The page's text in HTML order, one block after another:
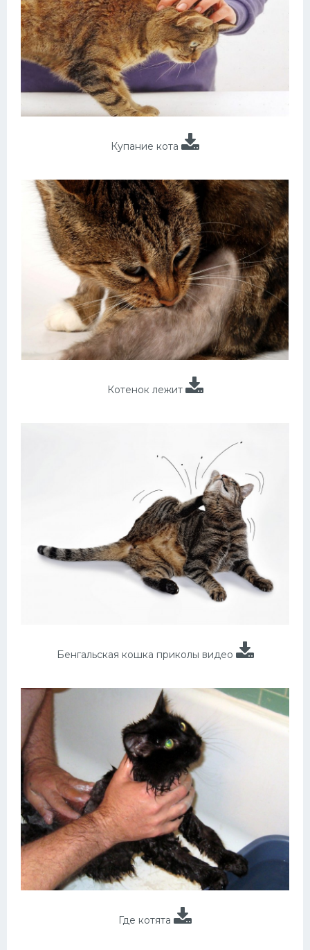
Купание кота
Котенок лежит
Бенгальская кошка приколы видео
Где котята